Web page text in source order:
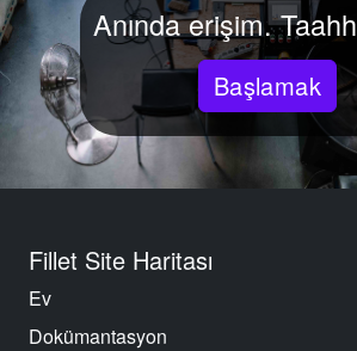
Anında erişim.
Başlamak
Fillet Site Haritası
Ev
Dokümantasyon